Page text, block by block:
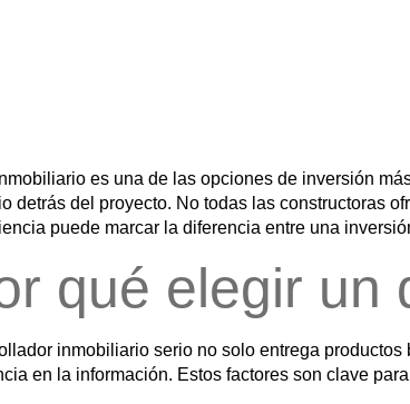
es una de las opciones de inversión
detrás del proyecto. No todas las constructoras
puede marcar la diferencia entre una
qué elegir un
inmobiliario serio no solo entrega
en la información. Estos factores son clave